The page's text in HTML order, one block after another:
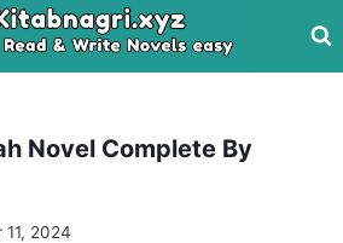
Novel Complete By
11, 2024